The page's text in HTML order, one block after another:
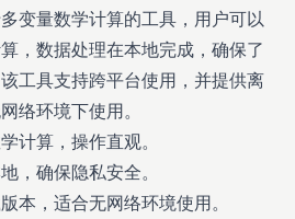
变量数学计算的工具，用户可以
，数据处理在本地完成，确保了
工具支持跨平台使用，并提供离
络环境下使用。
计算，操作直观。
，确保隐私安全。
本，适合无网络环境使用。